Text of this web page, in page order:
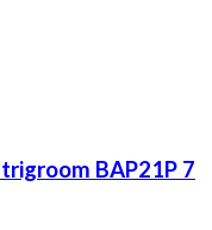
BAP21P 7